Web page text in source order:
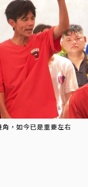
，如今已是重要左右